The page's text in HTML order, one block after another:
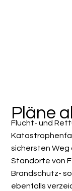
Pläne
Flucht- und
sichersten Weg
Standorte von
Brandschutz-
ebenfalls